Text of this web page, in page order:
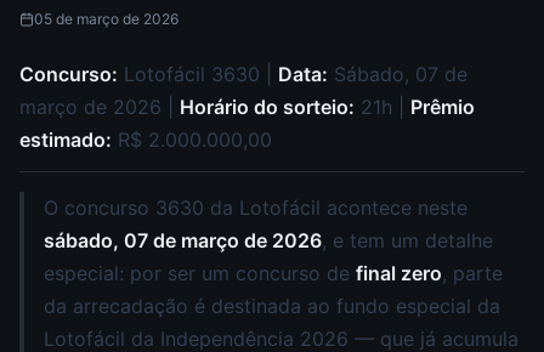
05 de março de 2026
Concurso: Lotofácil 3630 | Data: Sábado, 07 de
março de 2026 | Horário do sorteio: 21h | Prêmio
estimado: R$ 2.000.000,00
O concurso 3630 da Lotofácil acontece neste
sábado, 07 de março de 2026, e tem um detalhe
especial: por ser um concurso de final zero, parte
da arrecadação é destinada ao fundo especial da
Lotofácil da Independência 2026 — que já acumula